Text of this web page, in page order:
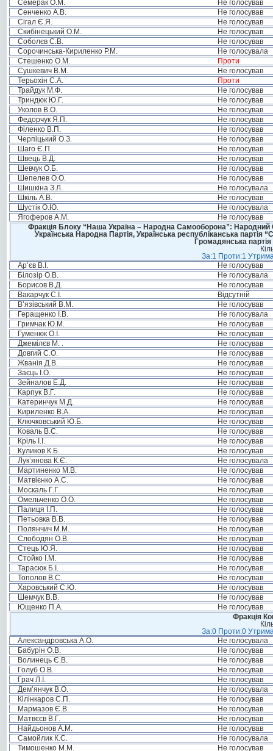
Семерак О.М.
Не голосував
Сенченко А.В.
Не голосував
Сігал Є.Я.
Не голосував
Скибінецький О.М.
Не голосував
Соболєв С.В.
Не голосував
Сорочинська-Кириленко Р.М.
Не голосувала
Стешенко О.М.
Проти
Сушкевич В.М.
Не голосував
Терьохін С.А.
Проти
Трайдук М.Ф.
Не голосував
Триндюк Ю.Г.
Не голосував
Уколов В.О.
Не голосував
Федорчук Я.П.
Не голосував
Філенко В.П.
Не голосував
Черпіцький О.З.
Не голосував
Шаго Є.П.
Не голосував
Швець В.Д.
Не голосував
Шевчук О.Б.
Не голосував
Шепелев О.О.
Не голосував
Шишкіна З.Л.
Не голосувала
Шкіль А.В.
Не голосував
Шустік О.Ю.
Не голосувала
Ягоферов А.М.
Не голосував
Фракція Блоку “Наша Україна – Народна Самооборона”: Народний
Українська Народна Партія, Українська республіканська
Громадянська
За:1 Проти:1
Ар’єв В.І.
Не голосував
Білозір О.В.
Не голосувала
Борисов В.Д.
Не голосував
Вакарчук С.І.
Відсутній
В’язівський В.М.
Не голосував
Геращенко І.В.
Не голосувала
Гримчак Ю.М.
Не голосував
Гуменюк О.І.
Не голосував
Джемілєв М. .
Не голосував
Довгий С.О.
Не голосував
Жванія Д.В.
Не голосував
Заєць І.О.
Не голосував
Зейналов Е.Д.
Не голосував
Карпук В.Г.
Не голосував
Катеринчук М.Д.
Не голосував
Кириленко В.А.
Не голосував
Ключковський Ю.Б.
Не голосував
Коваль В.С.
Не голосував
Кріль І.І.
Не голосував
Куликов К.Б.
Не голосував
Лук’янова К.Є.
Не голосувала
Мартиненко М.В.
Не голосував
Матвієнко А.С.
Не голосував
Москаль Г.Г.
Не голосував
Омельченко О.О.
Не голосував
Палиця І.П.
Не голосував
Петьовка В.В.
Не голосував
Полянчич М.М.
Не голосував
Слободян О.В.
Не голосував
Стець Ю.Я.
Не голосував
Стойко І.М.
Не голосував
Тарасюк Б.І.
Не голосував
Тополов В.С.
Не голосував
Харовський С.Ю.
Не голосував
Шемчук В.В.
Не голосував
Ющенко П.А.
Не голосував
Фракція
За:0 Проти:0
Александровська А.О.
Не голосувала
Бабурін О.В.
Не голосував
Волинець Є.В.
Не голосував
Голуб О.В.
Не голосував
Грач Л.І.
Не голосував
Дем’янчук В.О.
Не голосувала
Кілінкаров С.П.
Не голосував
Мармазов Є.В.
Не голосував
Матвєєв В.Г.
Не голосував
Найдьонов А.М.
Не голосував
Самойлик К.С.
Не голосувала
Тимошенко М.М.
Не голосував